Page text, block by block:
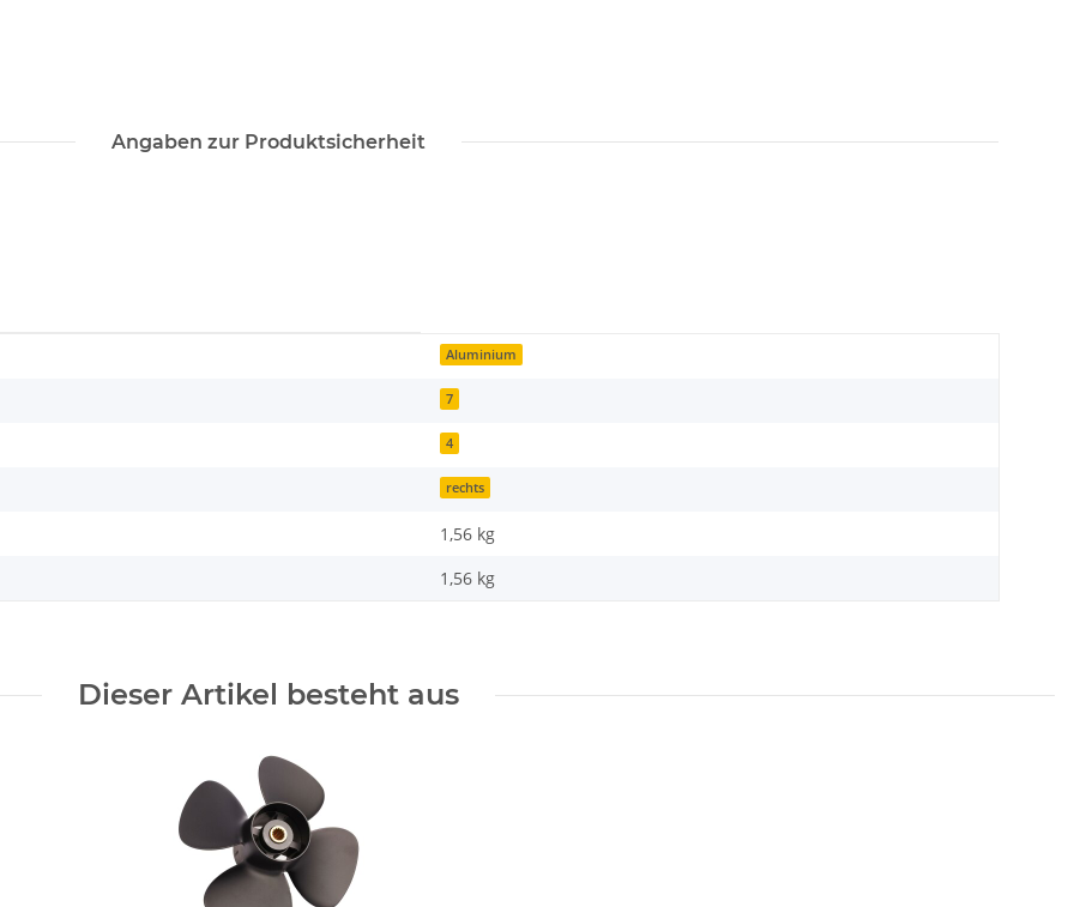
Angaben zur Produktsicherheit
Aluminium
7
4
rechts
1,56 kg
1,56 kg
Dieser Artikel besteht aus